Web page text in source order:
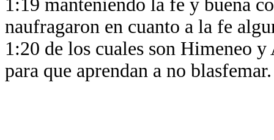
1:19 manteniendo la fe y buena
naufragaron en cuanto a la fe
1:20 de los cuales son Himeneo
para que aprendan a no blasfemar.